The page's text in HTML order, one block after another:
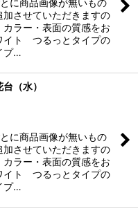
に商品画像が無いもの
させていただきますの
ラー・表面の質感をお
イト つるっとタイプの
プ…
（水）
に商品画像が無いもの
させていただきますの
ラー・表面の質感をお
イト つるっとタイプの
プ…